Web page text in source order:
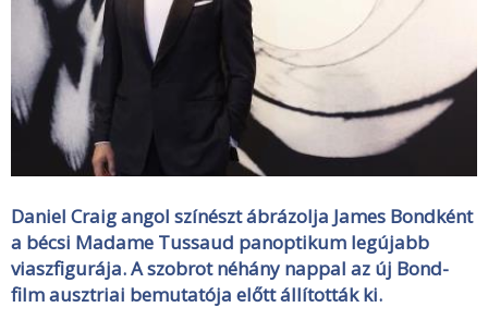
Daniel Craig angol színészt ábrázolja James Bondként
a bécsi Madame Tussaud panoptikum legújabb
viaszfigurája. A szobrot néhány nappal az új Bond-
film ausztriai bemutatója előtt állították ki.